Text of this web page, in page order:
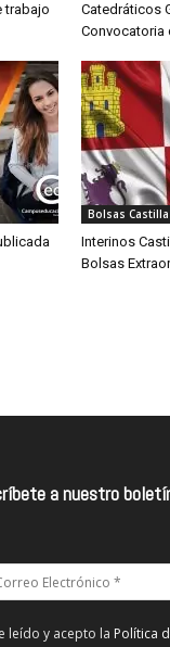
trabajo
Catedráticos
Convocatoria
Bolsas
Interinos
Bolsas
a nuestro
leído y acepto la Política